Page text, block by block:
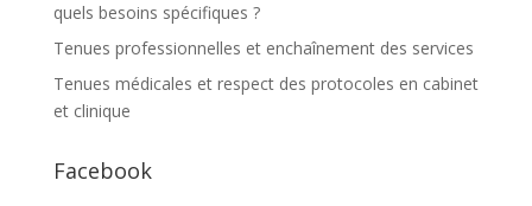
quels besoins spécifiques ?
Tenues professionnelles et enchaînement des services
Tenues médicales et respect des protocoles en cabinet
et clinique
Facebook